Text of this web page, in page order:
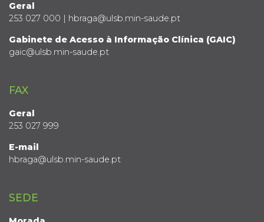
Geral
253 027 000 | hbraga@ulsb.min-saude.pt
Gabinete de Acesso à Informação Clínica (GAIC)
gaic@ulsb.min-saude.pt
FAX
Geral
253 027 999
E-mail
hbraga@ulsb.min-saude.pt
SEDE